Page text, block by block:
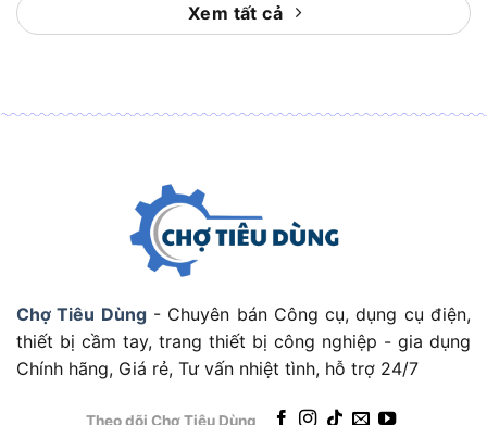
Đối Tượng Người Dùng Phù Hợp
Thợ cơ khí và xưởng gia công kim loại:
người cần cắt thép hàng loạt với độ chính xác
cao, tần suất sử dụng lớn trong ngày. Máy để
bàn giúp duy trì tư thế làm việc đúng và giảm
mỏi mệt so với máy cầm tay.
Xem tất cả
Chợ Tiêu Dùng- Chuyên bán Công cụ, dụng cụ điện,
thiết bị cầm tay, trang thiết bị công nghiệp - gia dụng
Chính hãng, Giá rẻ, Tư vấn nhiệt tình, hỗ trợ 24/7
Theo dõi Chợ Tiêu Dùng